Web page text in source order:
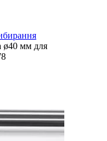
ø40 мм для